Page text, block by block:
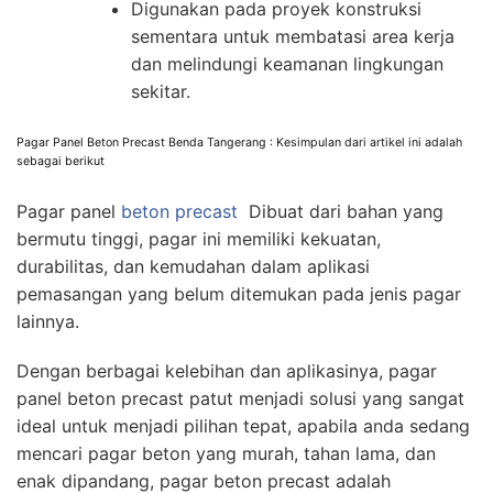
Digunakan pada proyek konstruksi
sementara untuk membatasi area kerja
dan melindungi keamanan lingkungan
sekitar.
Pagar Panel Beton Precast Benda Tangerang : Kesimpulan dari artikel ini adalah
sebagai berikut
Pagar panel beton precast Dibuat dari bahan yang
bermutu tinggi, pagar ini memiliki kekuatan,
durabilitas, dan kemudahan dalam aplikasi
pemasangan yang belum ditemukan pada jenis pagar
lainnya.
Dengan berbagai kelebihan dan aplikasinya, pagar
panel beton precast patut menjadi solusi yang sangat
ideal untuk menjadi pilihan tepat, apabila anda sedang
mencari pagar beton yang murah, tahan lama, dan
enak dipandang, pagar beton precast adalah